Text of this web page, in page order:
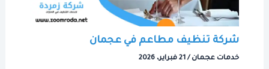
شركة تنظيف مطاعم في عجمان
خدمات عجمان /21 فبراير، 2026